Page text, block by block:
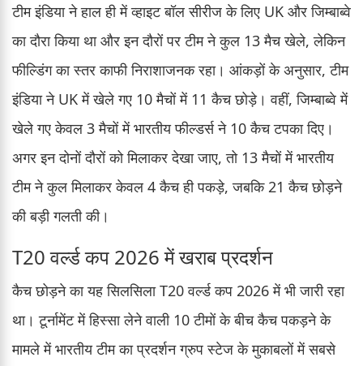
टीम इंडिया ने हाल ही में व्हाइट बॉल सीरीज के लिए UK और जिम्बाब्वे
का दौरा किया था और इन दौरों पर टीम ने कुल 13 मैच खेले, लेकिन
फील्डिंग का स्तर काफी निराशाजनक रहा। आंकड़ों के अनुसार, टीम
इंडिया ने UK में खेले गए 10 मैचों में 11 कैच छोड़े। वहीं, जिम्बाब्वे में
खेले गए केवल 3 मैचों में भारतीय फील्डर्स ने 10 कैच टपका दिए।
अगर इन दोनों दौरों को मिलाकर देखा जाए, तो 13 मैचों में भारतीय
टीम ने कुल मिलाकर केवल 4 कैच ही पकड़े, जबकि 21 कैच छोड़ने
की बड़ी गलती की।
T20 वर्ल्ड कप 2026 में खराब प्रदर्शन
कैच छोड़ने का यह सिलसिला T20 वर्ल्ड कप 2026 में भी जारी रहा
था। टूर्नामेंट में हिस्सा लेने वाली 10 टीमों के बीच कैच पकड़ने के
मामले में भारतीय टीम का प्रदर्शन ग्रुप स्टेज के मुकाबलों में सबसे